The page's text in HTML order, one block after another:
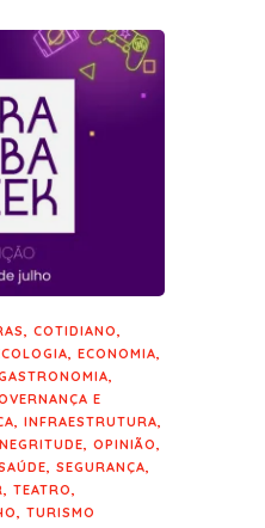
, COTIDIANO,
, ECONOMIA,
,
E
, INFRAESTRUTURA,
NEGRITUDE, OPINIÃO,
, SEGURANÇA,
, TEATRO,
, TURISMO